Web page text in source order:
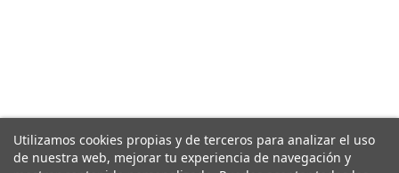
Utilizamos cookies propias y de terceros para analizar el uso
de nuestra web, mejorar tu experiencia de navegación y